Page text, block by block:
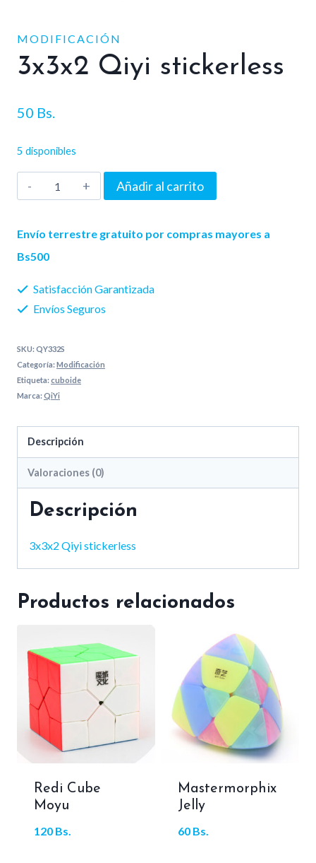
MODIFICACIÓN
3x3x2 Qiyi stickerless
50 Bs.
5 disponibles
3x3x2
stickerless
cantidad
Añadir al carrito
Envío terrestre gratuito por compras mayores a
Bs500
Satisfacción Garantizada
Envíos Seguros
SKU:QY332S
Categoría:Modificación
Etiqueta:cuboide
Marca:QiYi
Descripción
Valoraciones (0)
Descripción
3x3x2 Qiyi stickerless
Productos relacionados
Redi Cube
Moyu
120 Bs.
Mastermorphix
Jelly
60 Bs.